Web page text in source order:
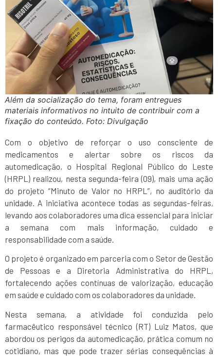
Além da socialização do tema, foram entregues
materiais informativos no intuito de contribuir com a
fixação do conteúdo. Foto: Divulgação
Com o objetivo de reforçar o uso consciente de
medicamentos e alertar sobre os riscos da
automedicação, o Hospital Regional Público do Leste
(HRPL) realizou, nesta segunda-feira (09), mais uma ação
do projeto “Minuto de Valor no HRPL”, no auditório da
unidade. A iniciativa acontece todas as segundas-feiras,
levando aos colaboradores uma dica essencial para iniciar
a semana com mais informação, cuidado e
responsabilidade com a saúde.
O projeto é organizado em parceria com o Setor de Gestão
de Pessoas e a Diretoria Administrativa do HRPL,
fortalecendo ações contínuas de valorização, educação
em saúde e cuidado com os colaboradores da unidade.
Nesta semana, a atividade foi conduzida pelo
farmacêutico responsável técnico (RT) Luiz Matos, que
abordou os perigos da automedicação, prática comum no
cotidiano, mas que pode trazer sérias consequências à